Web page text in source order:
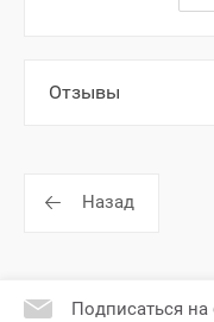
Отзывы
Назад
Подписаться